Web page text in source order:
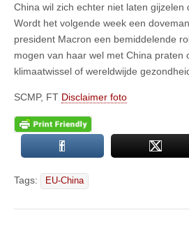
China wil zich echter niet laten gijzelen
Wordt het volgende week een
president Macron een bemiddelende
mogen van haar wel met China praten
klimaatwissel of wereldwijde
SCMP, FT Disclaimer foto
Tags: EU-China